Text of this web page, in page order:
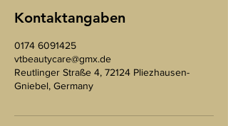
Kontaktangaben
0174 6091425
vtbeautycare@gmx.de
Reutlinger Straße 4, 72124 Pliezhausen-
Gniebel, Germany